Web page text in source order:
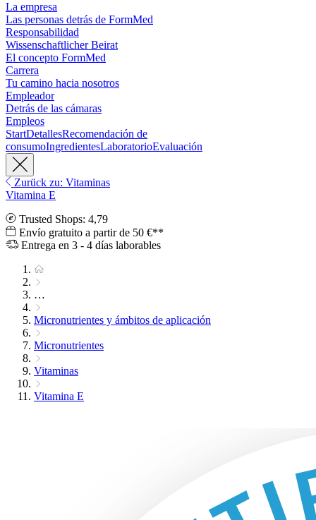
La empresa
Las personas detrás de FormMed
Responsabilidad
Wissenschaftlicher Beirat
El concepto FormMed
Carrera
Tu camino hacia nosotros
Empleador
Detrás de las cámaras
Empleos
StartDetallesRecomendación de
consumoIngredientesLaboratorioEvaluación
Zurück zu: Vitaminas
Vitamina E
Trusted Shops: 4,79
Envío gratuito a partir de 50 €**
Entrega en 3 - 4 días laborables
…
Micronutrientes y ámbitos de aplicación
Micronutrientes
Vitaminas
Vitamina E